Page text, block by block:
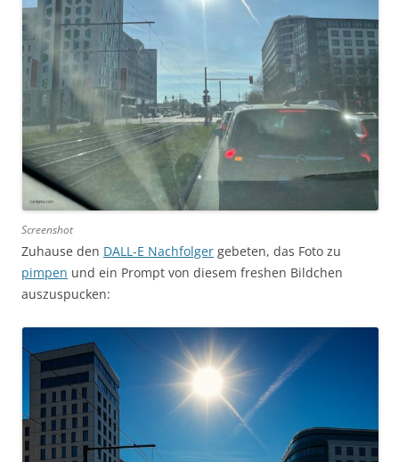
Screenshot
Zuhause den DALL-E Nachfolger gebeten, das Foto zu
pimpen und ein Prompt von diesem freshen Bildchen
auszuspucken: